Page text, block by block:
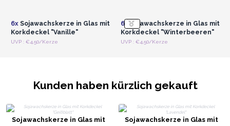
6xSojawachskerze in Glas mit
Korkdeckel "Vanille"
UVP : €4.50/Kerze
6x Sojawachskerze in Glas mit
Korkdeckel "Winterbeeren"
UVP : €4.50/Kerze
Kunden haben kürzlich gekauft
Sojawachskerze in Glas mit
Sojawachskerze in Glas mit